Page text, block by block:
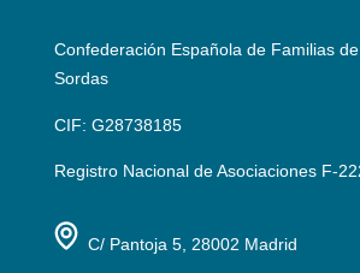
Confederación Española de Familias
Sordas
CIF: G28738185
Registro Nacional de Asociaciones F-
C/ Pantoja 5, 28002 Madrid